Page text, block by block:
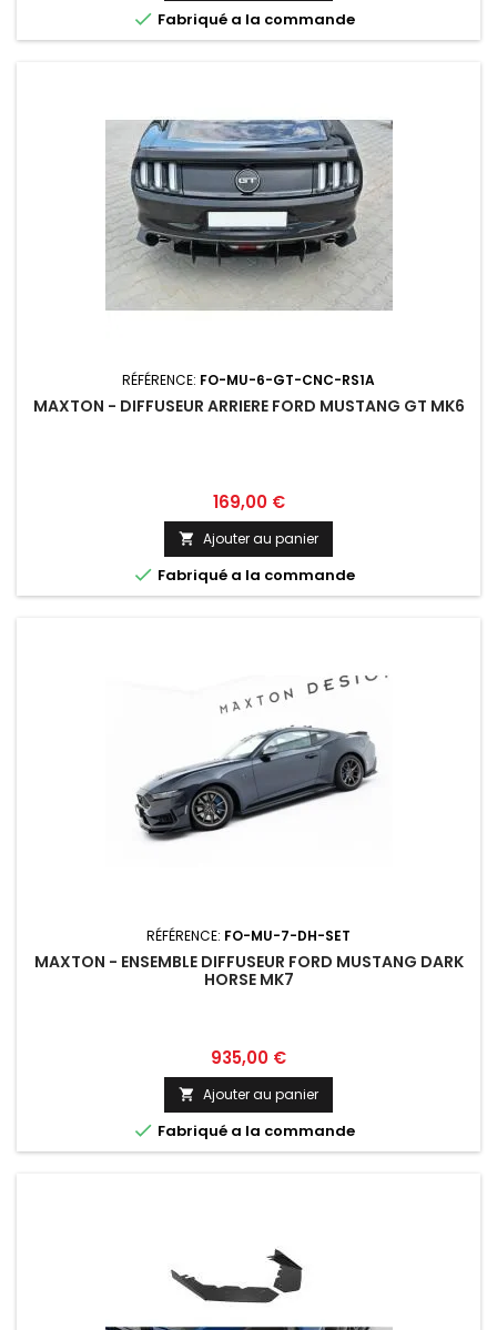
 Fabriqué a la commande
RÉFÉRENCE: FO-MU-6-GT-CNC-RS1A
MAXTON - DIFFUSEUR ARRIERE FORD MUSTANG GT MK6
Prix
169,00 €
 Ajouter au panier
 Fabriqué a la commande
RÉFÉRENCE: FO-MU-7-DH-SET
MAXTON - ENSEMBLE DIFFUSEUR FORD MUSTANG DARK
HORSE MK7
Prix
935,00 €
 Ajouter au panier
 Fabriqué a la commande